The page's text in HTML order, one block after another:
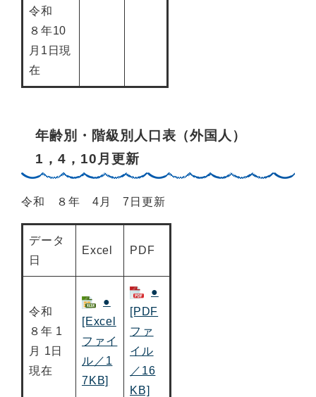
令和
８年10
月1日現
在
年齢別・階級別人口表（外国人）
1，4，10月更新
令和 ８年 4月 7日更新
データ
日
Excel PDF
令和
８年 1
月 1日
現在
●
[Excel
ファイ
ル／1
7KB]
●
[PDF
ファ
イル
／16
KB]